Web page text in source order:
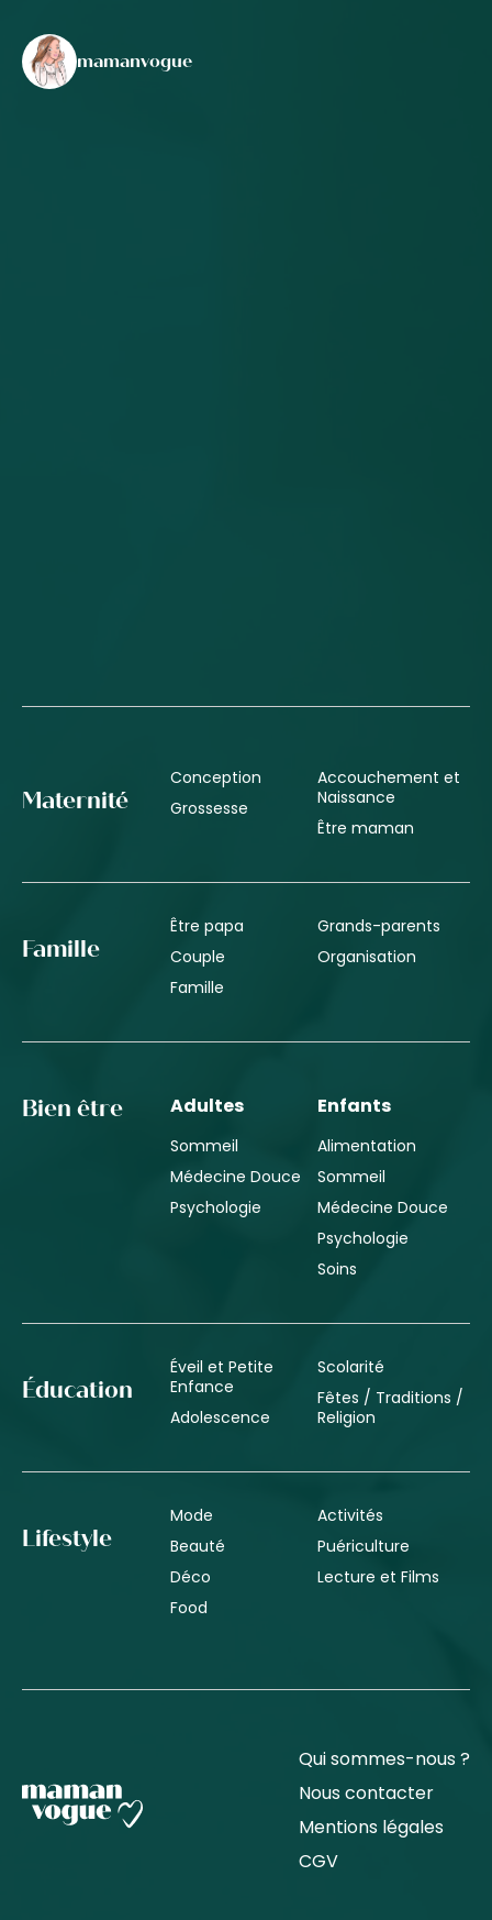
mamanvogue
Maternité
Conception
Grossesse
Accouchement et
Naissance
Être maman
Famille
Être papa
Couple
Famille
Grands-parents
Organisation
Bien être Adultes
Sommeil
Médecine Douce
Psychologie
Enfants
Alimentation
Sommeil
Médecine Douce
Psychologie
Soins
Éducation
Éveil et Petite
Enfance
Adolescence
Scolarité
Fêtes / Traditions /
Religion
Lifestyle
Mode
Beauté
Déco
Food
Activités
Puériculture
Lecture et Films
Qui sommes-nous ?
Nous contacter
Mentions légales
CGV